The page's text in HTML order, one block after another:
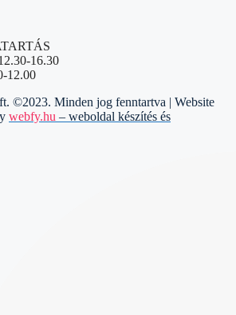
16.30
12.00
©2023. Minden jog fenntartva | Website
webfy.hu – weboldal készítés és